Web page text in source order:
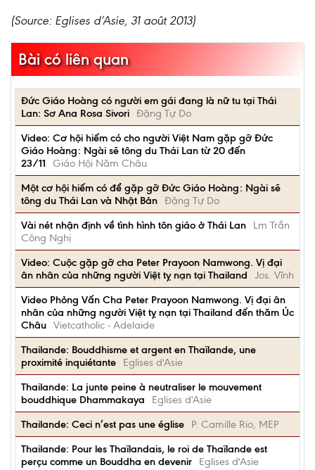
(Source: Eglises d’Asie, 31 août 2013)
Bài có liên quan
Đức Giáo Hoàng có người em gái đang là nữ tu tại Thái
Lan: Sơ Ana Rosa Sivori Đặng Tự Do
Video: Cơ hội hiếm có cho người Việt Nam gặp gỡ Đức
Giáo Hoàng: Ngài sẽ tông du Thái Lan từ 20 đến
23/11
Giáo Hội Năm Châu
Một cơ hội hiếm có để gặp gỡ Đức Giáo Hoàng: Ngài sẽ
tông du Thái Lan và Nhật Bản Đặng Tự Do
Vài nét nhận định về tình hình tôn giáo ở Thái Lan
Lm Trần
Công Nghị
Video: Cuộc gặp gỡ cha Peter Prayoon Namwong. Vị đại
ân nhân của những người Việt tỵ nạn tại Thailand
Jos. Vĩnh
Video Phỏng Vấn Cha Peter Prayoon Namwong. Vị đại ân
nhân của những người Việt tỵ nạn tại Thailand đến thăm Úc
Châu Vietcatholic - Adelaide
Thailande: Bouddhisme et argent en Thaïlande, une
proximité inquiétante
Eglises d'Asie
Thailande: La junte peine à neutraliser le mouvement
bouddhique Dhammakaya
Eglises d'Asie
Thailande: Ceci n’est pas une église
P. Camille Rio, MEP
Thailande: Pour les Thaïlandais, le roi de Thaïlande est
perçu comme un Bouddha en devenir
Eglises d'Asie